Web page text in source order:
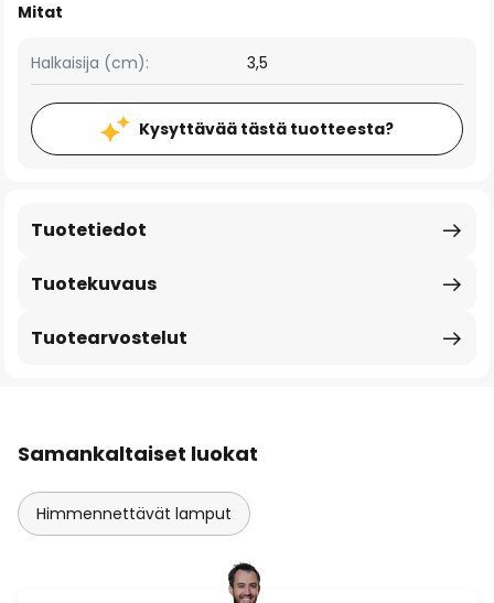
Mitat
Halkaisija (cm): 3,5
Kysyttävää tästä tuotteesta?
Tuotekuvaus
Tuotetiedot
Tuotearvostelut
Samankaltaiset luokat
Himmennettävät lamput